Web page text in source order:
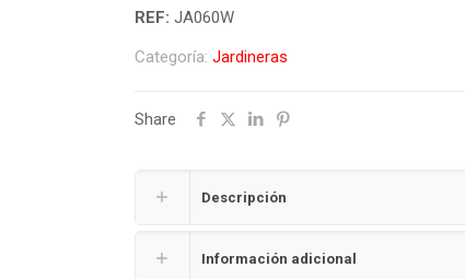
REF: JA060W
Categoría: Jardineras
Share
Descripción
Información adicional